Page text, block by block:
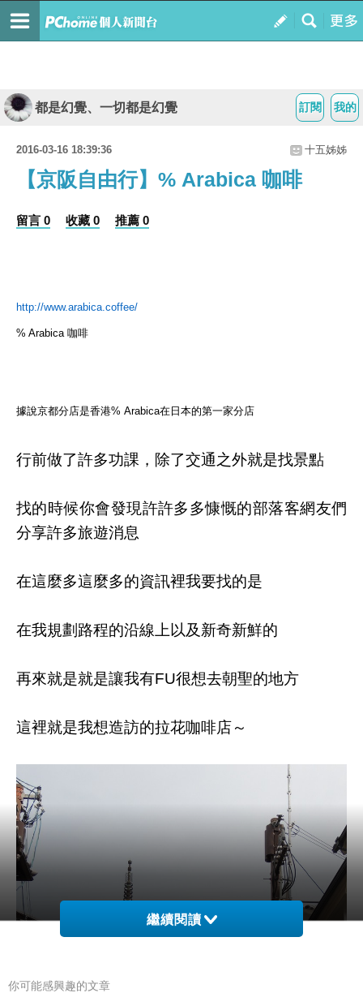
我的
訂閱
都是幻覺、一切都是幻覺
2016-03-16 18:39:36 十五姊姊
【京阪自由行】% Arabica 咖啡
留言 0 收藏 0 推薦 0
http://www.arabica.coffee/
% Arabica 咖啡
據說京都分店是香港% Arabica在日本的第一家分店
行前做了許多功課，除了交通之外就是找景點
找的時候你會發現許許多多慷慨的部落客網友們
分享許多旅遊消息
在這麼多這麼多的資訊裡我要找的是
在我規劃路程的沿線上以及新奇新鮮的
再來就是就是讓我有FU很想去朝聖的地方
這裡就是我想造訪的拉花咖啡店～
繼續閱讀
你可能感興趣的文章